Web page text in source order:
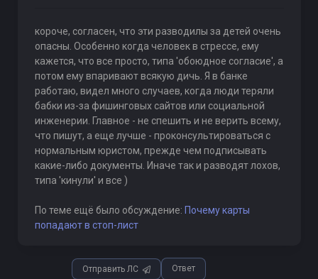
короче, согласен, что эти разводилы за детей очень
опасны. Особенно когда человек в стрессе, ему
кажется, что все просто, типа 'обоюдное согласие', а
потом ему впаривают всякую дичь. Я в банке
работаю, видел много случаев, когда люди теряли
бабки из-за фишинговых сайтов или социальной
инженерии. Главное - не спешить и не верить всему,
что пишут, а еще лучше - проконсультироваться с
нормальным юристом, прежде чем подписывать
какие-либо документы. Иначе так и разводят лохов,
типа 'кинули' и все )
По теме ещё было обсуждение: Почему карты
попадают в стоп-лист
Отправить ЛС Ответ